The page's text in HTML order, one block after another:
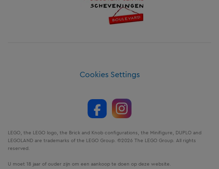
LEGO, the LEGO logo, the Brick and Knob configurations, the Minifigure, DUPLO and
LEGOLAND are trademarks of the LEGO Group. ©2026 The LEGO Group. All rights
reserved.
U moet 18 jaar of ouder zijn om een aankoop te doen op deze website.
Cookies Settings